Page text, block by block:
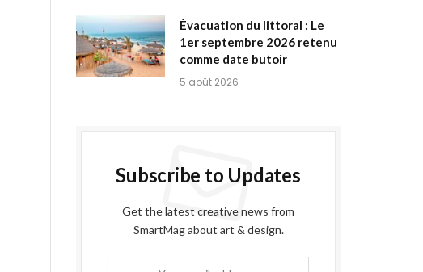
Évacuation du littoral : Le
1er septembre 2026 retenu
comme date butoir
5 août 2026
Subscribe to Updates
Get the latest creative news from
SmartMag about art & design.